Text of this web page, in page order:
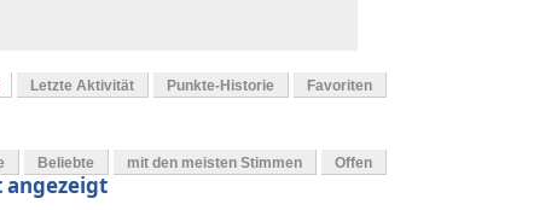
Letzte Aktivität Punkte-Historie Favoriten
Beliebte mit den meisten Stimmen Offen
angezeigt